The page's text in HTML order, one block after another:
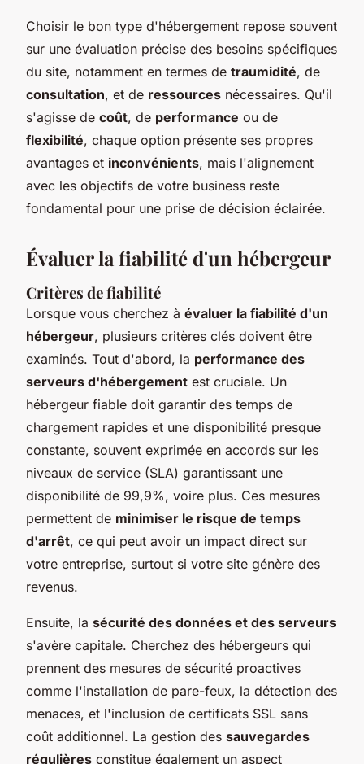
Choisir le bon type d'hébergement repose souvent
sur une évaluation précise des besoins spécifiques
du site, notamment en termes de traumidité, de
consultation, et de ressources nécessaires. Qu'il
s'agisse de coût, de performance ou de
flexibilité, chaque option présente ses propres
avantages et inconvénients, mais l'alignement
avec les objectifs de votre business reste
fondamental pour une prise de décision éclairée.
Évaluer la fiabilité d'un hébergeur
Critères de fiabilité
Lorsque vous cherchez à évaluer la fiabilité d'un
hébergeur, plusieurs critères clés doivent être
examinés. Tout d'abord, la performance des
serveurs d'hébergement est cruciale. Un
hébergeur fiable doit garantir des temps de
chargement rapides et une disponibilité presque
constante, souvent exprimée en accords sur les
niveaux de service (SLA) garantissant une
disponibilité de 99,9%, voire plus. Ces mesures
permettent de minimiser le risque de temps
d'arrêt, ce qui peut avoir un impact direct sur
votre entreprise, surtout si votre site génère des
revenus.
Ensuite, la sécurité des données et des serveurs
s'avère capitale. Cherchez des hébergeurs qui
prennent des mesures de sécurité proactives
comme l'installation de pare-feux, la détection des
menaces, et l'inclusion de certificats SSL sans
coût additionnel. La gestion des sauvegardes
régulières constitue également un aspect